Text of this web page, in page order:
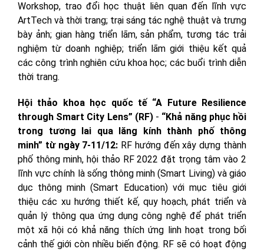
Workshop, trao đổi học thuật liên quan đến lĩnh vực
ArtTech và thời trang; trại sáng tác nghệ thuật và trưng
bày ảnh; gian hàng triển lãm, sản phẩm, tương tác trải
nghiệm từ doanh nghiệp; triển lãm giới thiệu kết quả
các công trình nghiên cứu khoa học; các buổi trình diễn
thời trang.
Hội thảo khoa học quốc tế “A Future Resilience
through Smart City Lens” (RF)- “Khả năng phục hồi
trong tương lai qua lăng kính thành phố thông
minh” từ ngày 7-11/12: RF hướng đến xây dựng thành
phố thông minh, hội thảo RF 2022 đặt trọng tâm vào 2
lĩnh vực chính là sống thông minh (Smart Living) và giáo
dục thông minh (Smart Education) với mục tiêu giới
thiệu các xu hướng thiết kế, quy hoạch, phát triển và
quản lý thông qua ứng dụng công nghệ để phát triển
một xã hội có khả năng thích ứng linh hoạt trong bối
cảnh thế giới còn nhiều biến động. RF sẽ có hoạt động